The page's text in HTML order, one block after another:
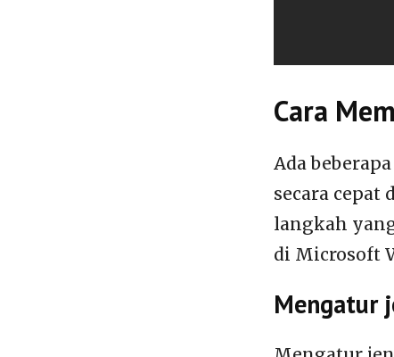
Cara
Ada
secara
langkah
di Microsoft
Mengatur